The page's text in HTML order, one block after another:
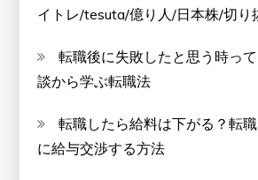
イトレ/tesuta/億り人/日本株/切り
転職後に失敗したと思う時っ
談から学ぶ転職法
転職したら給料は下がる？転
に給与交渉する方法